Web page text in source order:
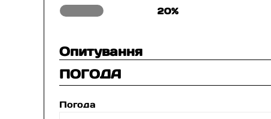
20%
Опитування
ПОГОДА
Погода